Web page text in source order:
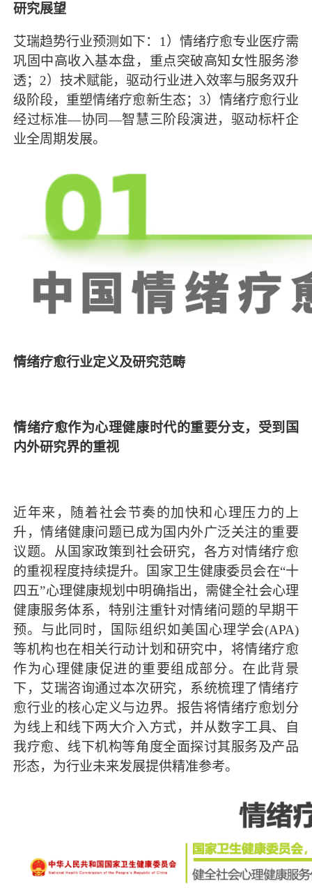
研究展望
艾瑞趋势行业预测如下：1）情绪疗愈专业医疗需
巩固中高收入基本盘，重点突破高知女性服务渗
透；2）技术赋能，驱动行业进入效率与服务双升
级阶段，重塑情绪疗愈新生态；3）情绪疗愈行业
经过标准—协同—智慧三阶段演进，驱动标杆企
业全周期发展。
情绪疗愈行业定义及研究范畴
情绪疗愈作为心理健康时代的重要分支，受到国
内外研究界的重视
近年来，随着社会节奏的加快和心理压力的上
升，情绪健康问题已成为国内外广泛关注的重要
议题。从国家政策到社会研究，各方对情绪疗愈
的重视程度持续提升。国家卫生健康委员会在“十
四五”心理健康规划中明确指出，需健全社会心理
健康服务体系，特别注重针对情绪问题的早期干
预。与此同时，国际组织如美国心理学会(APA)
等机构也在相关行动计划和研究中，将情绪疗愈
作为心理健康促进的重要组成部分。在此背景
下，艾瑞咨询通过本次研究，系统梳理了情绪疗
愈行业的核心定义与边界。报告将情绪疗愈划分
为线上和线下两大介入方式，并从数字工具、自
我疗愈、线下机构等角度全面探讨其服务及产品
形态，为行业未来发展提供精准参考。